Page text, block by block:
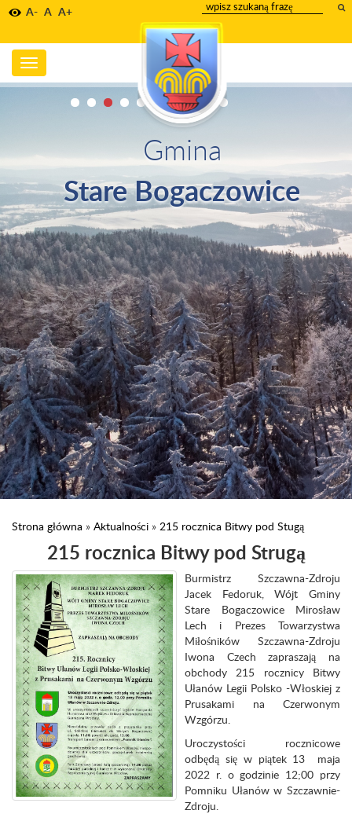
A- A A+
wpisz
szukany
tekst
Toggle
navigation
Gmina
Stare Bogaczowice
Strona główna » Aktualności » 215 rocznica Bitwy pod Stugą
215 rocznica Bitwy pod Strugą
Burmistrz Szczawna-Zdroju
Jacek Fedoruk, Wójt Gminy
Stare Bogaczowice Mirosław
Lech i Prezes Towarzystwa
Miłośników Szczawna-Zdroju
Iwona Czech zapraszają na
obchody 215 rocznicy Bitwy
Ułanów Legii Polsko -Włoskiej z
Prusakami na Czerwonym
Wzgórzu.
Uroczystości rocznicowe
odbędą się w piątek 13 maja
2022 r. o godzinie 12;00 przy
Pomniku Ułanów w Szczawnie-
Zdroju.